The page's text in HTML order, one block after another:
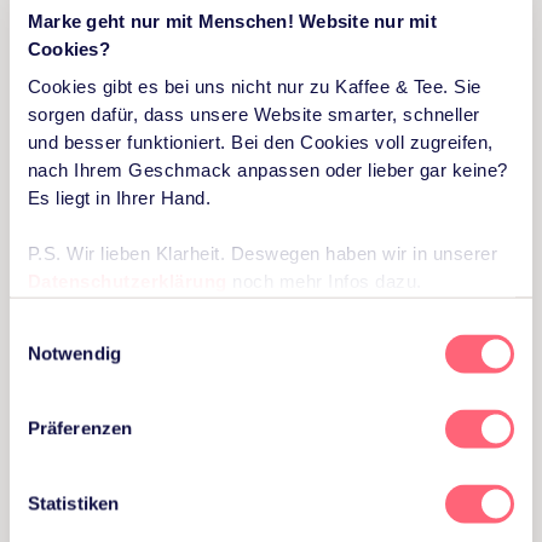
Marke geht nur mit Menschen! Website nur mit
Cookies?
Cookies gibt es bei uns nicht nur zu Kaffee & Tee. Sie
sorgen dafür, dass unsere Website smarter, schneller
und besser funktioniert. Bei den Cookies voll zugreifen,
nach Ihrem Geschmack anpassen oder lieber gar keine?
Es liegt in Ihrer Hand.
P.S. Wir lieben Klarheit. Deswegen haben wir in unserer
noch mehr Infos dazu.
Notwendig
Präferenzen
Statistiken
systematisch denkt. Besonders spannend: sein Modell zur
Integration von Technologiezyklen in
Innovationsprozesse.
Takeaway:Zukunft ist kein Ziel – sie ist ein Prozess, den
man gestalten kann.
aus diesen Tagen
Technologie & Mensch sind die beiden Pole der
Zukunft.
, die beide
Dezentrale Strukturen und digitale Ethik
gewinnen
Wer morgen